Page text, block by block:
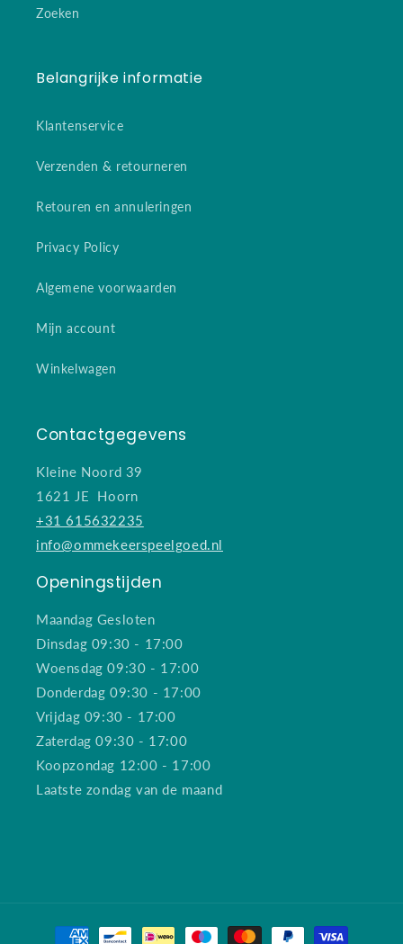
Zoeken
Belangrijke informatie
Klantenservice
Verzenden & retourneren
Retouren en annuleringen
Privacy Policy
Algemene voorwaarden
Mijn account
Winkelwagen
Contactgegevens
Kleine Noord 39
1621 JE Hoorn
+31 615632235
info@ommekeerspeelgoed.nl
Openingstijden
Maandag Gesloten
Dinsdag 09:30 - 17:00
Woensdag 09:30 - 17:00
Donderdag 09:30 - 17:00
Vrijdag 09:30 - 17:00
Zaterdag 09:30 - 17:00
Koopzondag 12:00 - 17:00
Laatste zondag van de maand
Betaalmethoden